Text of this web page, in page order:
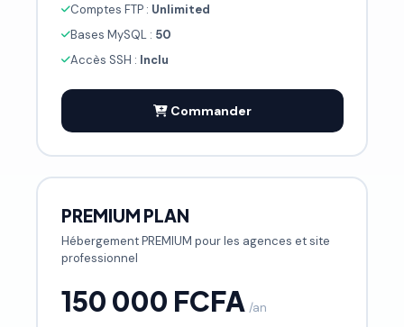
Comptes FTP : Unlimited
Bases MySQL : 50
Accès SSH : Inclu
Commander
PREMIUM PLAN
Hébergement PREMIUM pour les agences et site
professionnel
150 000 FCFA /an